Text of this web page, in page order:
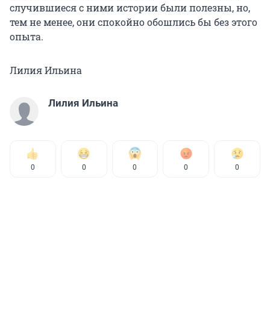
случившиеся с ними истории были полезны, но,
тем не менее, они спокойно обошлись бы без этого
опыта.
Лилия Ильина
Лилия Ильина
0 0 0 0 0